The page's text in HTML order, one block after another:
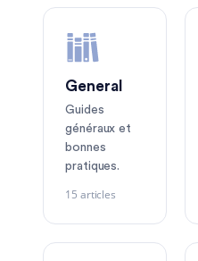
General
Guides
généraux et
bonnes
pratiques.
15 articles